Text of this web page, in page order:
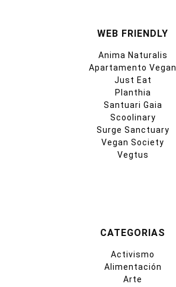
WEB FRIENDLY
Anima Naturalis
Apartamento Vegan
Just Eat
Planthia
Santuari Gaia
Scoolinary
Surge Sanctuary
Vegan Society
Vegtus
CATEGORIAS
Activismo
Alimentación
Arte